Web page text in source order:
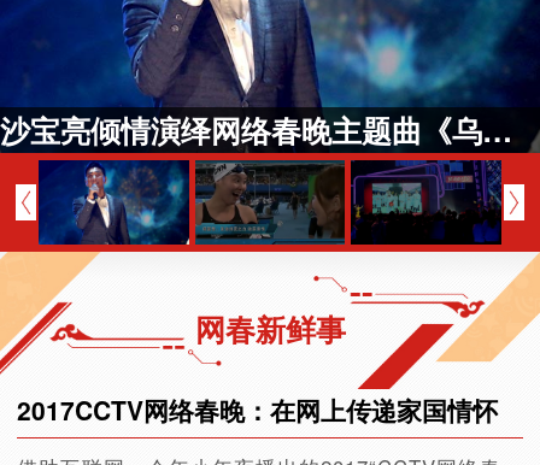
沙宝亮倾情演绎网络春晚主题曲《乌镇时间》
网春新鲜事
2017CCTV网络春晚：在网上传递家国情怀